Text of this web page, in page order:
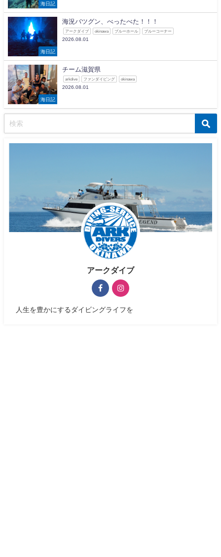
海日記
海日記
海況バツグン、べったべた！！！
アークダイブ okinawa ブルーホール ブルーコーナー
2026.08.01
海日記
チーム滋賀県
arkdive ファンダイビング okinawa
2026.08.01
アークダイブ
人生を豊かにするダイビングライフを